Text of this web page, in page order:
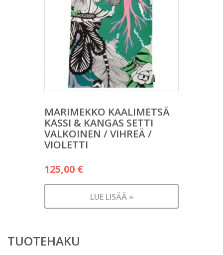
MARIMEKKO KAALIMETSÄ
KASSI & KANGAS SETTI
VALKOINEN / VIHREÄ /
VIOLETTI
125,00 €
LUE LISÄÄ »
TUOTEHAKU